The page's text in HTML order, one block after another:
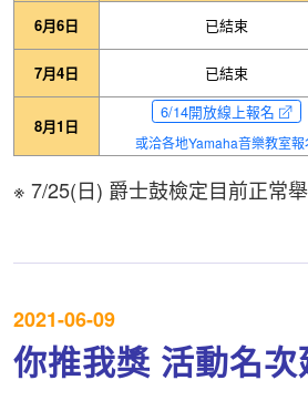
6月6日
已結束
7月4日 已結束
8月1日
6/14開放線上報名
或洽各地Yamaha音樂教室報
※ 7/25(日) 爵士鼓檢定目前正常
2021-06-09
你推我獎 活動名